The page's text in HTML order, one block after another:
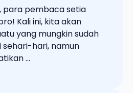
para pembaca setia
Kali ini, kita akan
yang mungkin sudah
hari, namun
...